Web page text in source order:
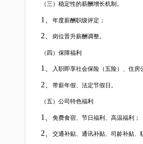
（三）稳定性的薪酬增长机制。
1、 年度薪酬职级评定；
2、 岗位晋升薪酬调整。
（四）保障福利
1、 入职即享社会保险（五险）、住房
2、 带薪年假、法定节假日。
（五）公司特色福利
1、 免费食宿、节日福利、高温福利；
2、 交通补贴、通讯补贴、司龄补贴、